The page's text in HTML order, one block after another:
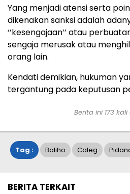
Yang menjadi atensi serta
dikenakan sanksi adalah
‘’kesengajaan’’ atau
sengaja merusak atau
orang lain.
Kendati demikian, hukuman
tergantung pada keputusan
Berita ini 173 kali
Tag : Baliho Caleg
BERITA TERKAIT